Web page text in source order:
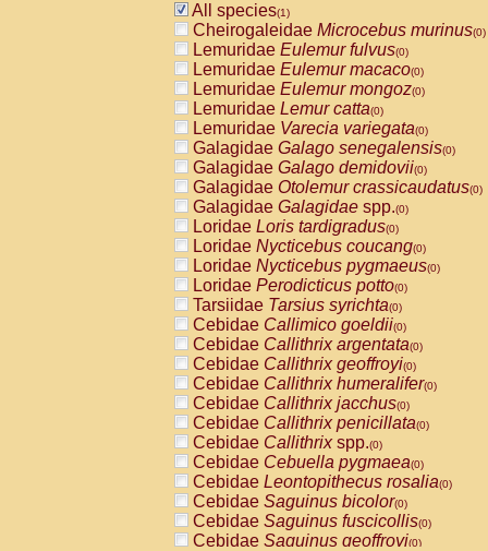
All species(1)
Cheirogaleidae Microcebus murinus(0)
Lemuridae Eulemur fulvus(0)
Lemuridae Eulemur macaco(0)
Lemuridae Eulemur mongoz(0)
Lemuridae Lemur catta(0)
Lemuridae Varecia variegata(0)
Galagidae Galago senegalensis(0)
Galagidae Galago demidovii(0)
Galagidae Otolemur crassicaudatus(0)
Galagidae Galagidae spp.(0)
Loridae Loris tardigradus(0)
Loridae Nycticebus coucang(0)
Loridae Nycticebus pygmaeus(0)
Loridae Perodicticus potto(0)
Tarsiidae Tarsius syrichta(0)
Cebidae Callimico goeldii(0)
Cebidae Callithrix argentata(0)
Cebidae Callithrix geoffroyi(0)
Cebidae Callithrix humeralifer(0)
Cebidae Callithrix jacchus(0)
Cebidae Callithrix penicillata(0)
Cebidae Callithrixspp.(0)
Cebidae Cebuella pygmaea(0)
Cebidae Leontopithecus rosalia(0)
Cebidae Saguinus bicolor(0)
Cebidae Saguinus fuscicollis(0)
Cebidae Saguinus geoffroyi(0)